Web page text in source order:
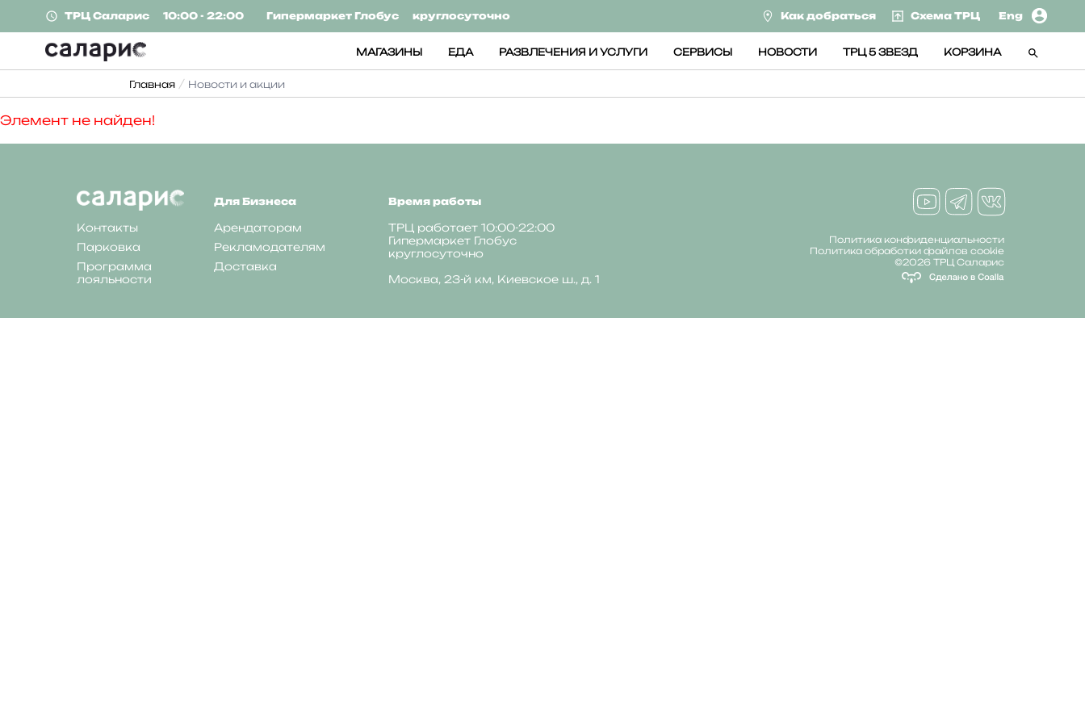
ТРЦ Саларис 10:00 - 22:00 Гипермаркет Глобус круглосуточно Как добраться Схема ТРЦ Eng
МАГАЗИНЫ ЕДА РАЗВЛЕЧЕНИЯ И УСЛУГИ СЕРВИСЫ НОВОСТИ ТРЦ 5 ЗВЕЗД КОРЗИНА
Главная Новости и акции
Элемент не найден!
Контакты
Парковка
Программа
лояльности
Для Бизнеса
Арендаторам
Рекламодателям
Доставка
Время работы
ТРЦ работает 10:00-22:00
Гипермаркет Глобус
круглосуточно
Москва, 23-й км, Киевское ш., д. 1
Политика конфиденциальности
Политика обработки файлов cookie
©2026 ТРЦ Саларис